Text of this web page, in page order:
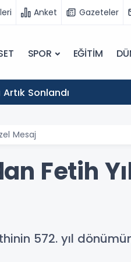
Anket Gazeteler
SPOR EĞİTİM
Sonlandı
Mesaj
Fetih
572. yıl